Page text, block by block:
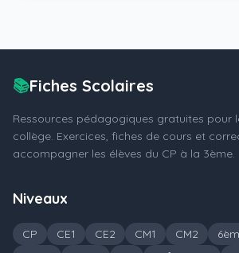
📚Fiches Scolaires
Ressources pédagogiques gratuites pour
collège. Exercices, fiches de cours et
accompagner les élèves du CP à la 3ème.
Niveaux
CP CE1 CE2 CM1 CM2